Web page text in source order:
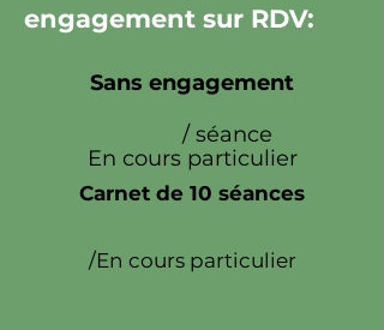
engagement sur RDV:
Sans engagement
/ séance
En cours particulier
Carnet de 10 séances
/En cours particulier